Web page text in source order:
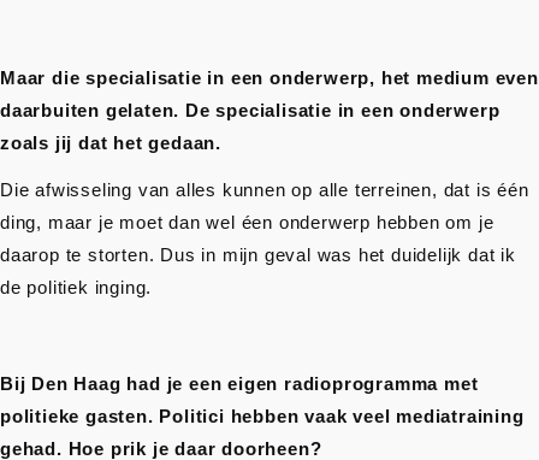
Maar die specialisatie in een onderwerp, het medium even
daarbuiten gelaten. De specialisatie in een onderwerp
zoals jij dat het gedaan.
Die afwisseling van alles kunnen op alle terreinen, dat is één
ding, maar je moet dan wel éen onderwerp hebben om je
daarop te storten. Dus in mijn geval was het duidelijk dat ik
de politiek inging.
Bij Den Haag had je een eigen radioprogramma met
politieke gasten. Politici hebben vaak veel mediatraining
gehad. Hoe prik je daar doorheen?